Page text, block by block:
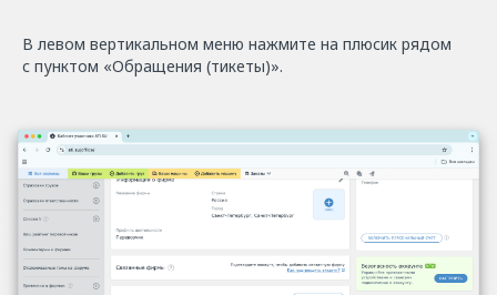
В левом вертикальном меню нажмите на плюсик рядом
с пунктом «Обращения (тикеты)».